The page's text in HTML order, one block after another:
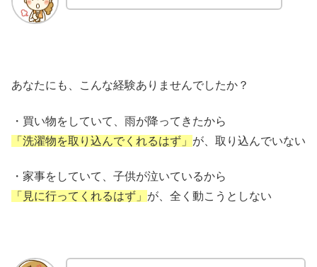
あなたにも、こんな経験ありませんでしたか？
・買い物をしていて、雨が降ってきたから
「洗濯物を取り込んでくれるはず」 が、取り込んでいない
・家事をしていて、子供が泣いているから
「見に行ってくれるはず」 が、全く動こうとしない